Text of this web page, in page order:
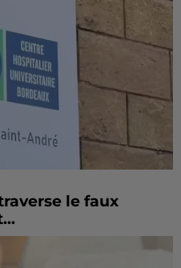
le faux